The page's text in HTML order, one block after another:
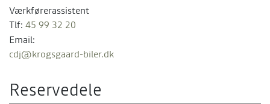
Værkførerassistent
Tlf: 45 99 32 20
Email:
cdj@krogsgaard-biler.dk
Reservedele